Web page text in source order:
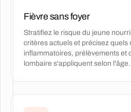
Fièvre sans foyer
Stratifiez le risque du jeune
critères actuels et précisez quels
inflammatoires, prélèvements et
lombaire s'appliquent selon l'âge.